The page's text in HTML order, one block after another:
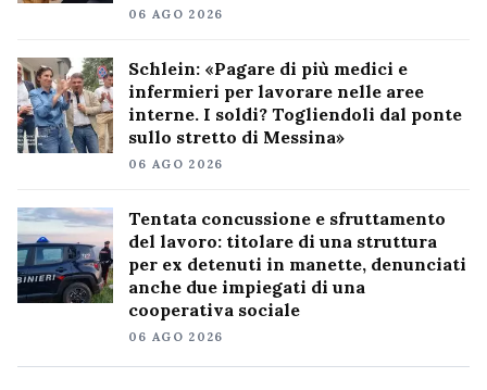
06 AGO 2026
Schlein: «Pagare di più medici e
infermieri per lavorare nelle aree
interne. I soldi? Togliendoli dal ponte
sullo stretto di Messina»
06 AGO 2026
Tentata concussione e sfruttamento
del lavoro: titolare di una struttura
per ex detenuti in manette, denunciati
anche due impiegati di una
cooperativa sociale
06 AGO 2026